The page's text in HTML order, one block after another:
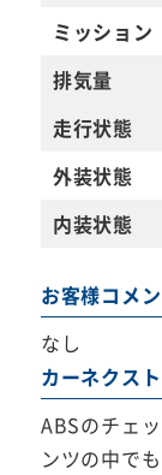
ミッション
排気量
走行状態
外装状態
内装状態
お客様コメ
なし
カーネクス
ABSのチェ
ンツの中で